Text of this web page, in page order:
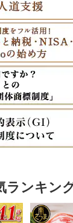
ランキン